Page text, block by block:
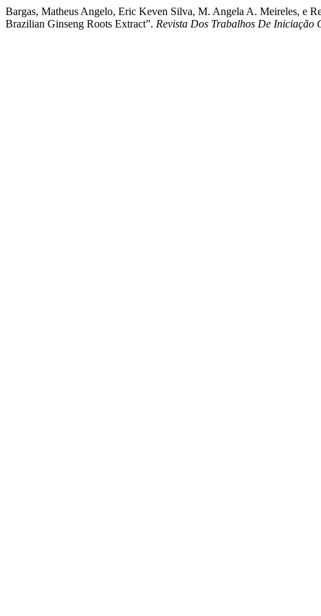
Bargas, Matheus Angelo, Eric Keven Silva, M. Angela A. Meireles, e
Brazilian Ginseng Roots Extract”. Revista Dos Trabalhos De